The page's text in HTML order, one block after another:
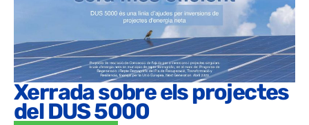
Xerrada sobre els projectes
del DUS 5000